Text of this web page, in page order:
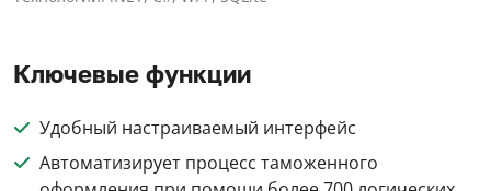
Ключевые функции
Удобный настраиваемый интерфейс
Автоматизирует процесс таможенного